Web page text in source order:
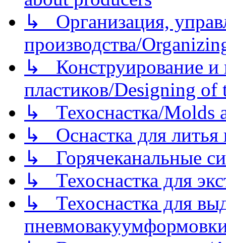
↳ Организация,
производства/
↳ Конструирование и
пластиков/Designing of
↳ Техоснастка/Molds
↳ Оснастка для литья
↳ Горячеканальные
↳ Техоснастка для
↳ Техоснастка для